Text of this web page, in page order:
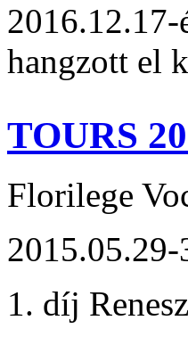
2016.12.17-
hangzott el
TOURS
Florilege
2015.05.29-
1. díj